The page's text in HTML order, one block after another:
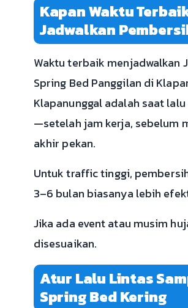
Kapan Waktu
Jadwalkan
Waktu terbaik menjadwalkan
Spring Bed Panggilan di
Klapanunggal adalah saat
—setelah jam kerja, sebelum
akhir pekan.
Untuk traffic tinggi,
3–6 bulan biasanya lebih
Jika ada event atau musim
disesuaikan.
Atur Lalu Lintas
Spring Bed Kering